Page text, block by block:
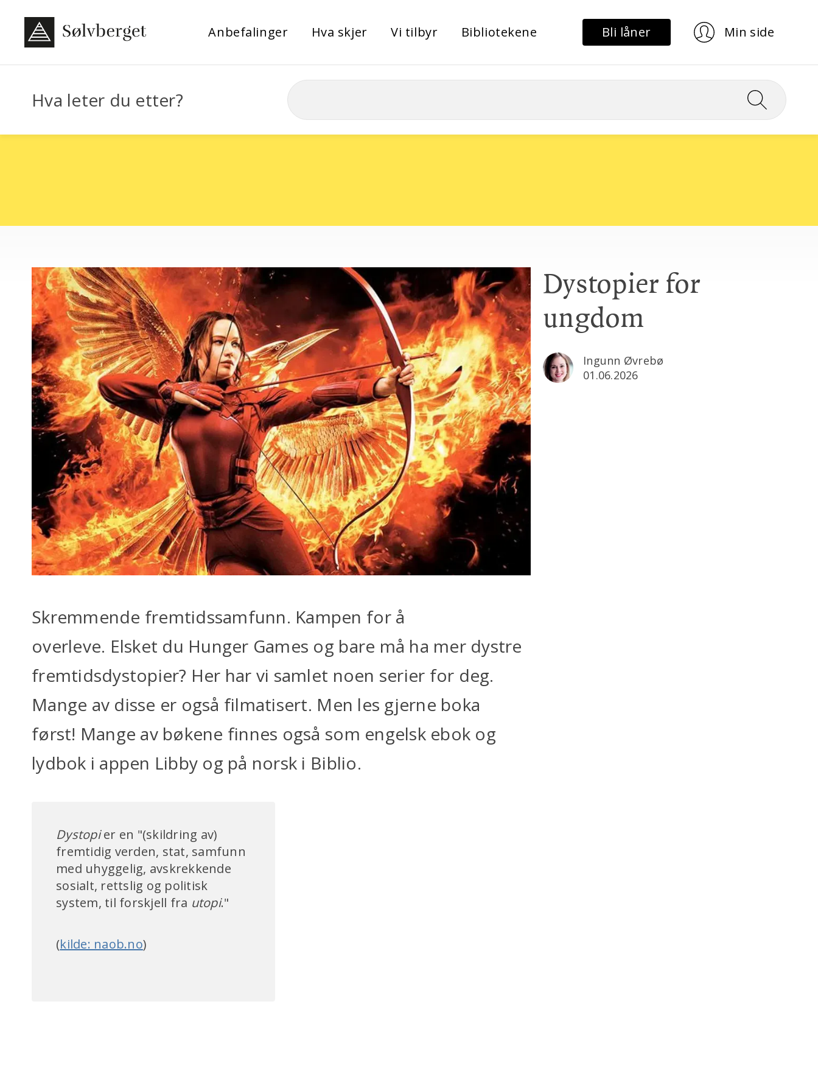
Anbefalinger Hva skjer Vi tilbyr Bibliotekene Bli låner Min side
Hva leter du etter?
Dystopier for
ungdom
Ingunn Øvrebø
01.06.2026
Skremmende fremtidssamfunn. Kampen for å
overleve. Elsket du Hunger Games og bare må ha mer dystre
fremtidsdystopier? Her har vi samlet noen serier for deg.
Mange av disse er også filmatisert. Men les gjerne boka
først! Mange av bøkene finnes også som engelsk ebok og
lydbok i appen Libby og på norsk i Biblio.
Dystopier en "(skildring av)
fremtidig verden, stat, samfunn
med uhyggelig, avskrekkende
sosialt, rettslig og politisk
system, til forskjell fra utopi."
(kilde: naob.no)